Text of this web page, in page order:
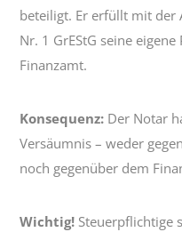
beteiligt. Er erfüllt mit der
Nr. 1 GrEStG seine
Finanzamt.
Konsequenz: Der Notar
Versäumnis – weder
noch gegenüber dem
Wichtig! Steuerpflichtige